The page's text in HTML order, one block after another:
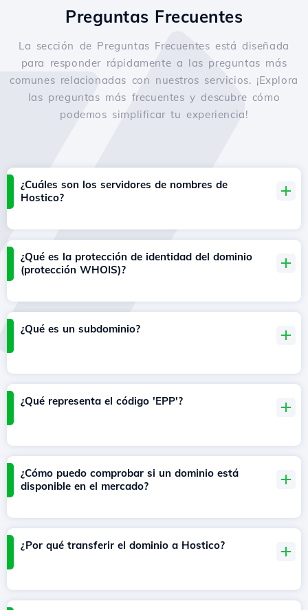
Preguntas Frecuentes
La sección de Preguntas Frecuentes está diseñada
para responder rápidamente a las preguntas más
comunes relacionadas con nuestros servicios. ¡Explora
las preguntas más frecuentes y descubre cómo
podemos simplificar tu experiencia!
¿Cuáles son los servidores de nombres de
Hostico?
¿Qué es la protección de identidad del dominio
(protección WHOIS)?
¿Qué es un subdominio?
¿Qué representa el código 'EPP'?
¿Cómo puedo comprobar si un dominio está
disponible en el mercado?
¿Por qué transferir el dominio a Hostico?